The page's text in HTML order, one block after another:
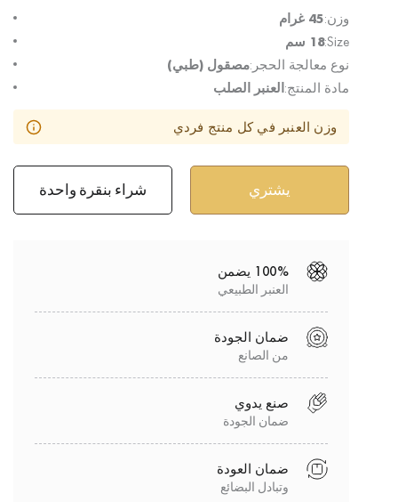
وزن:45 غرام
Size:18 سم
نوع معالجة الحجر:مصقول (طبي)
مادة المنتج:العنبر الصلب
وزن العنبر في كل منتج فردي
شراء بنقرة واحدة
100% يضمن
العنبر الطبيعي
ضمان الجودة
من الصانع
صنع يدوي
ضمان الجودة
ضمان العودة
وتبادل البضائع